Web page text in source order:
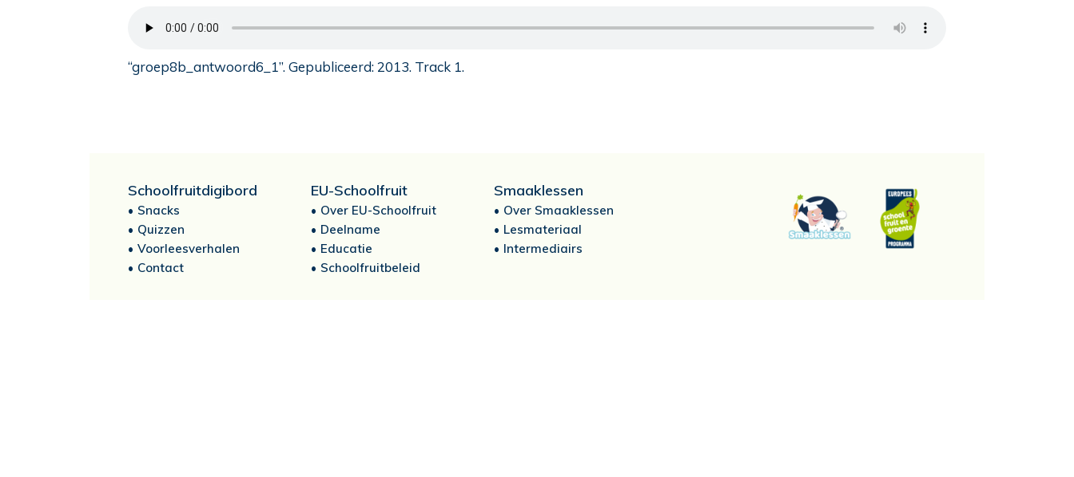
“groep8b_antwoord6_1”. Gepubliceerd: 2013. Track 1.
Schoolfruitdigibord
Snacks
Quizzen
Voorleesverhalen
Contact
EU-Schoolfruit
Over EU-Schoolfruit
Deelname
Educatie
Schoolfruitbeleid
Smaaklessen
Over Smaaklessen
Lesmateriaal
Intermediairs